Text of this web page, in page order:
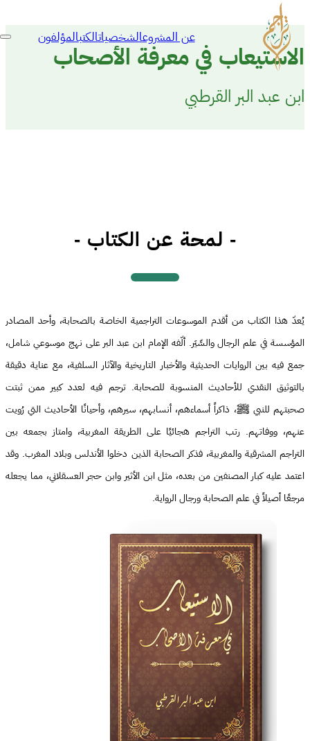
عن المشروعالشخصياتالكتبالمؤلفون
الاستيعاب في معرفة الأصحاب
ابن عبد البر القرطبي
- لمحة عن الكتاب -
يُعدّ هذا الكتاب من أقدم الموسوعات التراجمية الخاصة بالصحابة، وأحد المصادر
المؤسسة في علم الرجال والسِّيَر. ألّفه الإمام ابن عبد البر على نهج موسوعي شامل،
جمع فيه بين الروايات الحديثية والأخبار التاريخية والآثار السلفية، مع عناية دقيقة
بالتوثيق النقدي للأحاديث المنسوبة للصحابة. ترجم فيه لعدد كبير ممن ثبتت
صحبتهم للنبي ﷺ، ذاكراً أسماءهم، أنسابهم، سيرهم، وأحيانًا الأحاديث التي رُويت
عنهم، ووفاتهم. رتب التراجم هجائيًا على الطريقة المغربية، وامتاز بجمعه بين
التراجم المشرقية والمغربية، فذكر الصحابة الذين دخلوا الأندلس وبلاد المغرب. وقد
اعتمد عليه كبار المصنفين من بعده، مثل ابن الأثير وابن حجر العسقلاني، مما يجعله
مرجعًا أصيلاً في علم الصحابة ورجال الرواية.